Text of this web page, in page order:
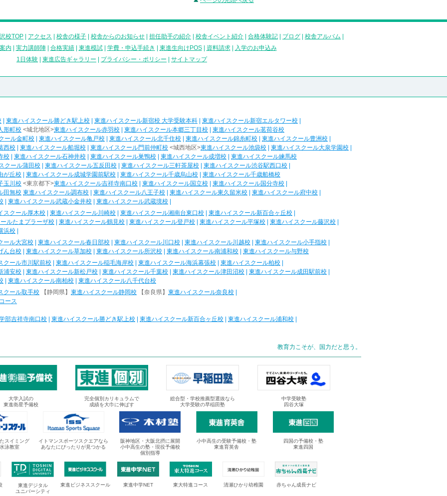
校TOP アクセス 校舎の様子 校舎からのお知らせ 担任助手の紹介 校舎イベント紹介 合格体験記 ブログ 校舎アルバム
内 実力講師陣| 合格実績| 東進模試| 学費・申込手続き 東進生向けPOS| 資料請求|
入学のお申込み
1日体験
東進広告ギャラリー プライバシー・ポリシー サイトマップ
東進ハイスクール勝どき駅上校 東進ハイスクール新宿校 大学受験本科 東進ハイスクール新宿エルタワー校
形町校 <城北地区>東進ハイスクール赤羽校 東進ハイスクール本郷三丁目校
東進ハイスクール茗荷谷校
ール金町校 東進ハイスクール亀戸校 東進ハイスクール北千住校 東進ハイスクール錦糸町校 東進ハイスクール豊洲校
西校 東進ハイスクール船堀校 東進ハイスクール門前仲町校 <城西地区>東進ハイスクール池袋校 東進ハイスクール大泉学園校
校 東進ハイスクール石神井校 東進ハイスクール巣鴨校 東進ハイスクール成増校
東進ハイスクール練馬校
クール蒲田校 東進ハイスクール五反田校 東進ハイスクール三軒茶屋校 東進ハイスクール渋谷駅西口校
が丘校 東進ハイスクール成城学園前駅校 東進ハイスクール千歳烏山校
東進ハイスクール千歳船橋校
玉川校 <東京都下>東進ハイスクール吉祥寺南口校 東進ハイスクール国立校 東進ハイスクール国分寺校
田無校 東進ハイスクール調布校 東進ハイスクール八王子校 東進ハイスクール東久留米校 東進ハイスクール府中校
東進ハイスクール武蔵小金井校 東進ハイスクール武蔵境校
スクール厚木校 東進ハイスクール川崎校 東進ハイスクール湘南台東口校 東進ハイスクール新百合ヶ丘校
ルたまプラーザ校 東進ハイスクール鶴見校 東進ハイスクール登戸校 東進ハイスクール平塚校 東進ハイスクール藤沢校
浜校
ール大宮校 東進ハイスクール春日部校 東進ハイスクール川口校 東進ハイスクール川越校 東進ハイスクール小手指校
ん台校 東進ハイスクール草加校 東進ハイスクール所沢校 東進ハイスクール南浦和校
東進ハイスクール与野校
クール市川駅前校 東進ハイスクール稲毛海岸校 東進ハイスクール海浜幕張校 東進ハイスクール柏校
浦安校 東進ハイスクール新松戸校 東進ハイスクール千葉校 東進ハイスクール津田沼校 東進ハイスクール成田駅前校
東進ハイスクール南柏校
東進ハイスクール八千代台校
クール取手校 【静岡県】 東進ハイスクール静岡校 【奈良県】 東進ハイスクール奈良校
ース
部吉祥寺南口校 東進ハイスクール勝どき駅上校 東進ハイスクール新百合ヶ丘校 東進ハイスクール浦和校
教育力こそが、国力だと思う。
大学入試の
東進衛星予備校
完全個別カリキュラムで
成績を大巾に伸ばす
総合型・学校推薦型選抜なら
大学受験の早稲田塾
中学受験塾
四谷大塚
スイミング
泳教室
イトマンスポーツスクエアなら
あなたにぴったりが見つかる
阪神地区・大阪北摂に展開
小中高生の塾・現役予備校
個別指導
小中高生の受験予備校・塾
東進育英舎
四国の予備校・塾
東進四国
東進デジタル
ユニバーシティ
東進ビジネススクール 東進中学NET 東大特進コース 清瀬ひかり幼稚園 赤ちゃん成長ナビ